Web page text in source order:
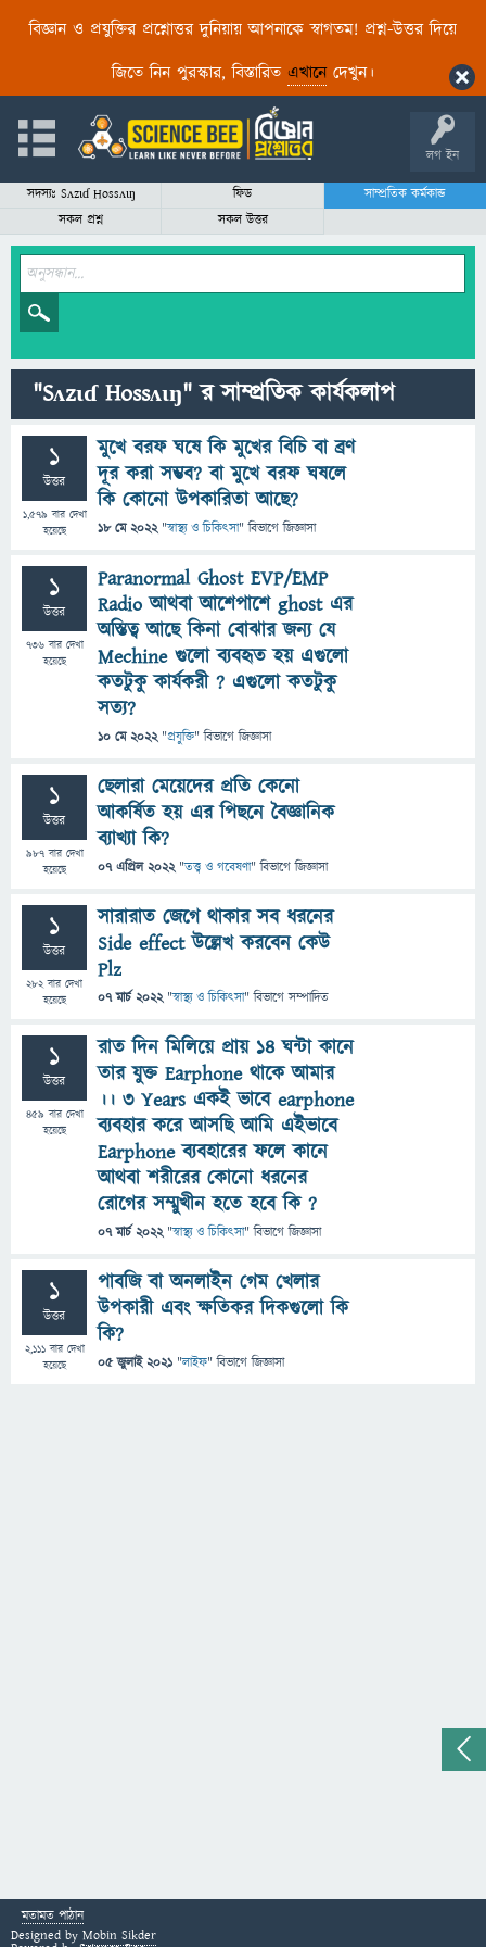
বিজ্ঞান ও প্রযুক্তির প্রশ্নোত্তর দুনিয়ায় আপনাকে স্বাগতম! প্রশ্ন-উত্তর দিয়ে
জিতে নিন পুরস্কার, বিস্তারিত এখানেদেখুন।
লগ ইন
সদস্যঃ Sʌzɩɗ Hossʌɩŋ ফিড
সাম্প্রতিক কর্মকান্ড
সকল প্রশ্ন
সকল উত্তর
"Sʌzɩɗ Hossʌɩŋ" র সাম্প্রতিক কার্যকলাপ
1
উত্তর
1,579 বার দেখা
হয়েছে
মুখে বরফ ঘষে কি মুখের বিচি বা ব্রণ
দূর করা সম্ভব? বা মুখে বরফ ঘষলে
কি কোনো উপকারিতা আছে?
18 মে 2022 "স্বাস্থ্য ও চিকিৎসা" বিভাগে জিজ্ঞাসা
1
উত্তর
736বার দেখা
হয়েছে
Paranormal Ghost EVP/EMP
Radio আথবা আশেপাশে ghost এর
অস্তিত্ব আছে কিনা বোঝার জন্য যে
Mechine গুলো ব্যবহৃত হয় এগুলো
কতটুকু কার্যকরী ? এগুলো কতটুকু
সত্য?
10 মে 2022 "প্রযুক্তি" বিভাগে জিজ্ঞাসা
1
উত্তর
987বার দেখা
হয়েছে
ছেলারা মেয়েদের প্রতি কেনো
আকর্ষিত হয় এর পিছনে বৈজ্ঞানিক
ব্যাখ্যা কি?
07 এপ্রিল 2022 "তত্ত্ব ও গবেষণা" বিভাগে জিজ্ঞাসা
1
উত্তর
282বার দেখা
হয়েছে
সারারাত জেগে থাকার সব ধরনের
Side effect উল্লেখ করবেন কেউ
Plz
07 মার্চ 2022 "স্বাস্থ্য ও চিকিৎসা" বিভাগে সম্পাদিত
1
উত্তর
459 বার দেখা
হয়েছে
রাত দিন মিলিয়ে প্রায় 14 ঘন্টা কানে
তার যুক্ত Earphone থাকে আমার
।। 3 Years একই ভাবে earphone
ব্যবহার করে আসছি আমি এইভাবে
Earphone ব্যবহারের ফলে কানে
আথবা শরীরের কোনো ধরনের
রোগের সম্মুখীন হতে হবে কি ?
07 মার্চ 2022 "স্বাস্থ্য ও চিকিৎসা" বিভাগে জিজ্ঞাসা
1
উত্তর
2,111বার দেখা
হয়েছে
পাবজি বা অনলাইন গেম খেলার
উপকারী এবং ক্ষতিকর দিকগুলো কি
কি?
05 জুলাই 2021 "লাইফ" বিভাগে জিজ্ঞাসা
মতামত পাঠান
Designed by Mobin Sikder